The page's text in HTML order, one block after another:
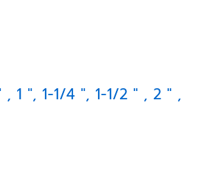
", 1-1/4 ", 1-1/2 " , 2 " ,